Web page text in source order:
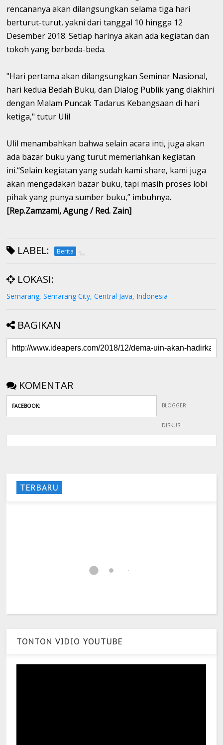
rencananya akan dilangsungkan selama tiga hari
berturut-turut, yakni dari tanggal 10 hingga 12
Desember 2018. Setiap harinya akan ada kegiatan dan
tokoh yang berbeda-beda.
"Hari pertama akan dilangsungkan Seminar Nasional,
hari kedua Bedah Buku, dan Dialog Publik yang diakhiri
dengan Malam Puncak Tadarus Kebangsaan di hari
ketiga," tutur Ulil
Ulil menambahkan bahwa selain acara inti, juga akan
ada bazar buku yang turut memeriahkan kegiatan
ini.“Selain kegiatan yang sudah kami share, kami juga
akan mengadakan bazar buku, tapi masih proses lobi
pihak yang punya sumber buku,” imbuhnya.
[Rep.Zamzami, Agung / Red. Zain]
LABEL: Berita
LOKASI:
Semarang, Semarang City, Central Java, Indonesia
BAGIKAN
KOMENTAR
FACEBOOK: BLOGGER
DISKUSI
TERBARU
TONTON VIDIO YOUTUBE